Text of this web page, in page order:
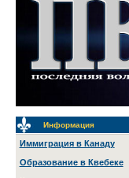
Информация
Иммиграция в Канаду
Образование в Квебеке